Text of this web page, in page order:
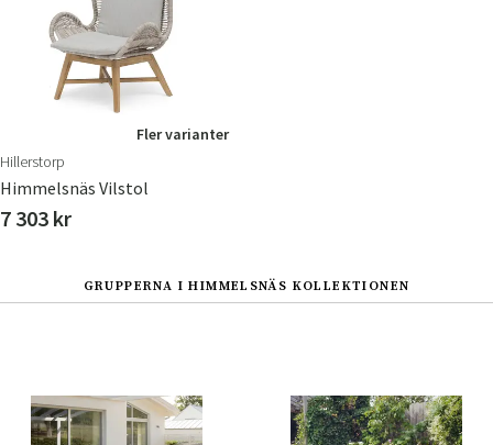
Fler varianter
Hillerstorp
Himmelsnäs Vilstol
7 303 kr
GRUPPERNA I HIMMELSNÄS KOLLEKTIONEN